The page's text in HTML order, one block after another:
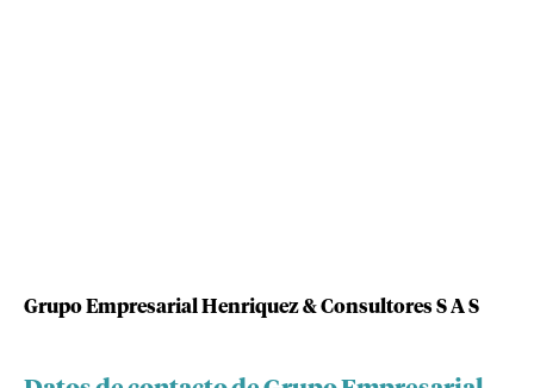
Grupo Empresarial Henriquez & Consultores S A S